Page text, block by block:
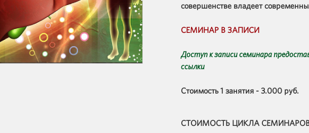
совершенстве владеет
СЕМИНАР В ЗАПИСИ
Доступ к записи семинара
ссылки
Стоимость 1 занятия - 3.000 руб.
СТОИМОСТЬ ЦИКЛА